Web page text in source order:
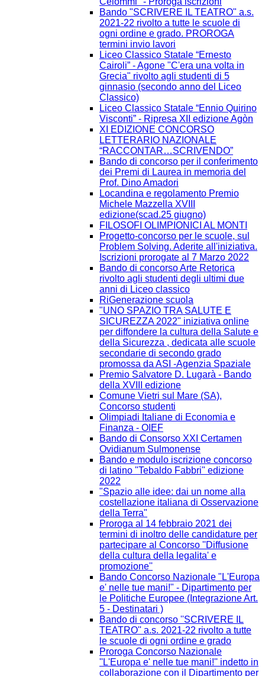
Bando "SCRIVERE IL TEATRO" a.s.
2021-22 rivolto a tutte le scuole di
ogni ordine e grado. PROROGA
termini invio lavori
Liceo Classico Statale “Ernesto
Cairoli” - Agone "C'era una volta in
Grecia" rivolto agli studenti di 5
ginnasio (secondo anno del Liceo
Classico)
Liceo Classico Statale “Ennio Quirino
Visconti” - Ripresa XII edizione Agòn
XI EDIZIONE CONCORSO
LETTERARIO NAZIONALE
“RACCONTAR…SCRIVENDO”
Bando di concorso per il conferimento
dei Premi di Laurea in memoria del
Prof. Dino Amadori
Locandina e regolamento Premio
Michele Mazzella XVIII
edizione(scad.25 giugno)
FILOSOFI OLIMPIONICI AL MONTI
Progetto-concorso per le scuole, sul
Problem Solving. Aderite all'iniziativa.
Iscrizioni prorogate al 7 Marzo 2022
Bando di concorso Arte Retorica
rivolto agli studenti degli ultimi due
anni di Liceo classico
RiGenerazione scuola
"UNO SPAZIO TRA SALUTE E
SICUREZZA 2022" iniziativa online
per diffondere la cultura della Salute e
della Sicurezza , dedicata alle scuole
secondarie di secondo grado
promossa da ASI -Agenzia Spaziale
Premio Salvatore D. Lugarà - Bando
della XVIII edizione
Comune Vietri sul Mare (SA),
Concorso studenti
Olimpiadi Italiane di Economia e
Finanza - OIEF
Bando di Consorso XXI Certamen
Ovidianum Sulmonense
Bando e modulo iscrizione concorso
di latino "Tebaldo Fabbri" edizione
2022
"Spazio alle idee: dai un nome alla
costellazione italiana di Osservazione
della Terra"
Proroga al 14 febbraio 2021 dei
termini di inoltro delle candidature per
partecipare al Concorso ''Diffusione
della cultura della legalita' e
promozione''
Bando Concorso Nazionale "L'Europa
e' nelle tue mani!" - Dipartimento per
le Politiche Europee (Integrazione Art.
5 - Destinatari )
Bando di concorso ''SCRIVERE IL
TEATRO'' a.s. 2021-22 rivolto a tutte
le scuole di ogni ordine e grado
Proroga Concorso Nazionale
''L'Europa e' nelle tue mani!'' indetto in
collaborazione con il Dipartimento per